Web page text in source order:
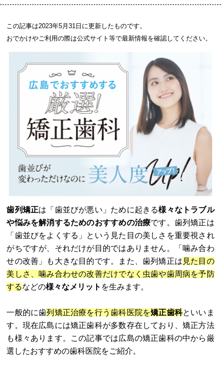
この記事は2023年5月31日に更新したものです。
おでかけやご利用の際は公式サイト等で最新情報を確認してください。
歯列矯正は「歯並びが悪い」ために起きる様々なトラブル
や悩みを解消するためのおすすめの治療です。歯列矯正は
「歯並びをよくする」という見た目の美しさを重要視され
がちですが、それだけが目的ではありません。「噛み合わ
せの改善」も大きな目的です。また、歯列矯正は 見た目の
美しさ、噛み合わせの改善だけでなく虫歯や歯周病を予防
するなどの様々なメリット を生みます。
一般的に歯列矯正治療を行う歯科医院を矯正歯科といいま
す。現在広島には矯正歯科が多数存在しており、矯正方法
も様々あります。この記事では広島の矯正歯科の中から厳
選したおすすめの歯科医院をご紹介。